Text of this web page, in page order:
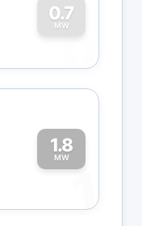
0.7
MW
0
1.8
MW
1